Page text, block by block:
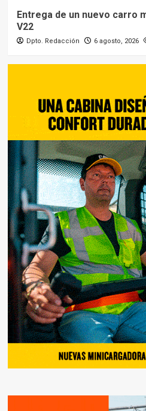
Entrega de un nuevo carro
V22
Dpto. Redacción 6 agosto, 2026